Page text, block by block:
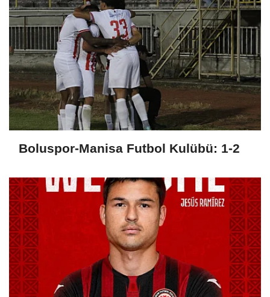
Boluspor-Manisa Futbol Kulübü: 1-2